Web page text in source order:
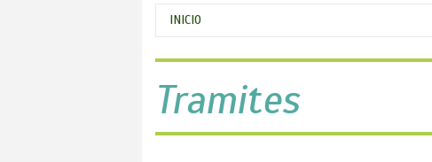
Se
encuentra
usted
aquí
INICIO
Tramites